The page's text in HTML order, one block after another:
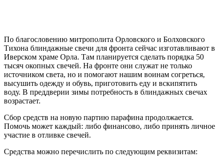
По благословению митрополита Орловского и Болховского
Тихона блиндажные свечи для фронта сейчас изготавливают в
Иверском храме Орла. Там планируется сделать порядка 50
тысяч окопных свечей. На фронте они служат не только
источником света, но и помогают нашим воинам согреться,
высушить одежду и обувь, приготовить еду и вскипятить
воду. В преддверии зимы потребность в блиндажных свечах
возрастает.
Сбор средств на новую партию парафина продолжается.
Помочь может каждый: либо финансово, либо принять личное
участие в отливке свечей.
Средства можно перечислить по следующим реквизитам: